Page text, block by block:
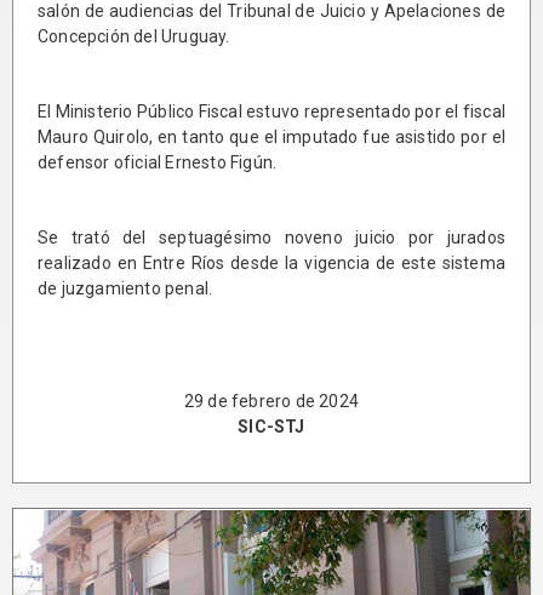
salón de audiencias del Tribunal de Juicio y Apelaciones de
Concepción del Uruguay.
El Ministerio Público Fiscal estuvo representado por el fiscal
Mauro Quirolo, en tanto que el imputado fue asistido por el
defensor oficial Ernesto Figún.
Se trató del septuagésimo noveno juicio por jurados
realizado en Entre Ríos desde la vigencia de este sistema
de juzgamiento penal.
29 de febrero de 2024
SIC-STJ